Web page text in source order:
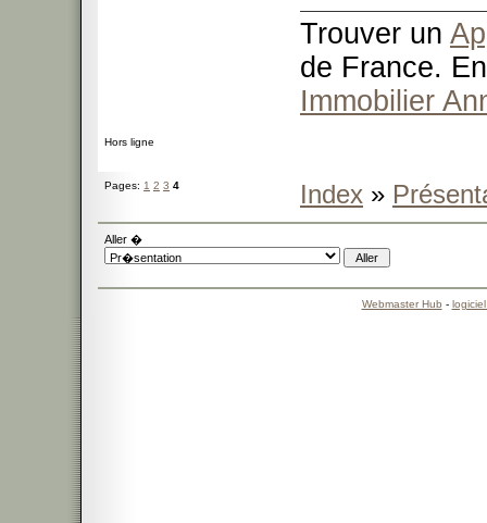
Trouver un
de France.
Immobilier
Hors ligne
Pages: 1 2 3 4 Index »
Aller �
Webmaster Hub -